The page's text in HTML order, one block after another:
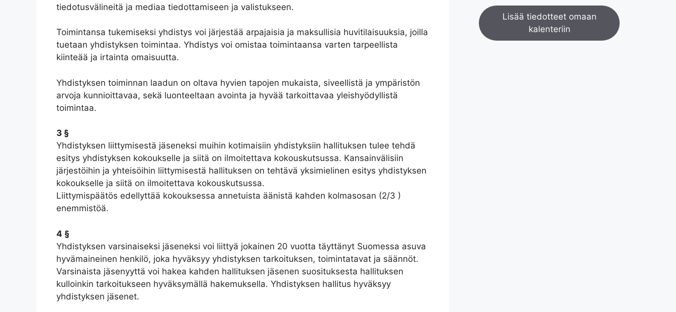
tiedotusvälineitä ja mediaa tiedottamiseen ja valistukseen.
Toimintansa tukemiseksi yhdistys voi järjestää arpajaisia ja maksullisia huvitilaisuuksia, joilla
tuetaan yhdistyksen toimintaa. Yhdistys voi omistaa toimintaansa varten tarpeellista
kiinteää ja irtainta omaisuutta.
Yhdistyksen toiminnan laadun on oltava hyvien tapojen mukaista, siveellistä ja ympäristön
arvoja kunnioittavaa, sekä luonteeltaan avointa ja hyvää tarkoittavaa yleishyödyllistä
toimintaa.
3 §
Yhdistyksen liittymisestä jäseneksi muihin kotimaisiin yhdistyksiin hallituksen tulee tehdä
esitys yhdistyksen kokoukselle ja siitä on ilmoitettava kokouskutsussa. Kansainvälisiin
järjestöihin ja yhteisöihin liittymisestä hallituksen on tehtävä yksimielinen esitys yhdistyksen
kokoukselle ja siitä on ilmoitettava kokouskutsussa.
Liittymispäätös edellyttää kokouksessa annetuista äänistä kahden kolmasosan (2/3 )
enemmistöä.
4 §
Yhdistyksen varsinaiseksi jäseneksi voi liittyä jokainen 20 vuotta täyttänyt Suomessa asuva
hyvämaineinen henkilö, joka hyväksyy yhdistyksen tarkoituksen, toimintatavat ja säännöt.
Varsinaista jäsenyyttä voi hakea kahden hallituksen jäsenen suosituksesta hallituksen
kulloinkin tarkoitukseen hyväksymällä hakemuksella. Yhdistyksen hallitus hyväksyy
yhdistyksen jäsenet.
Lisää tiedotteet omaan
kalenteriin